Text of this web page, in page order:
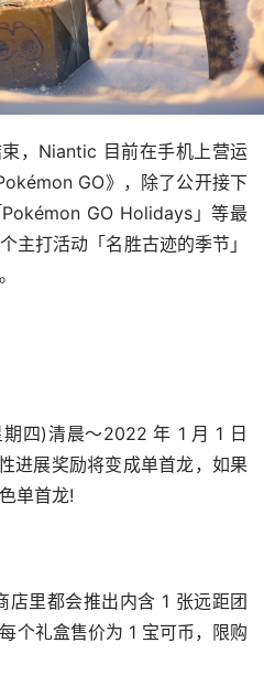
，Niantic 目前在手机上营运
GO》，除了公开接下
GO Holidays」等最
主打活动「名胜古迹的季节」
四)清晨～2022 年 1 月 1 日
进展奖励将变成单首龙，如果
单首龙!
店里都会推出内含 1 张远距团
个礼盒售价为 1 宝可币，限购